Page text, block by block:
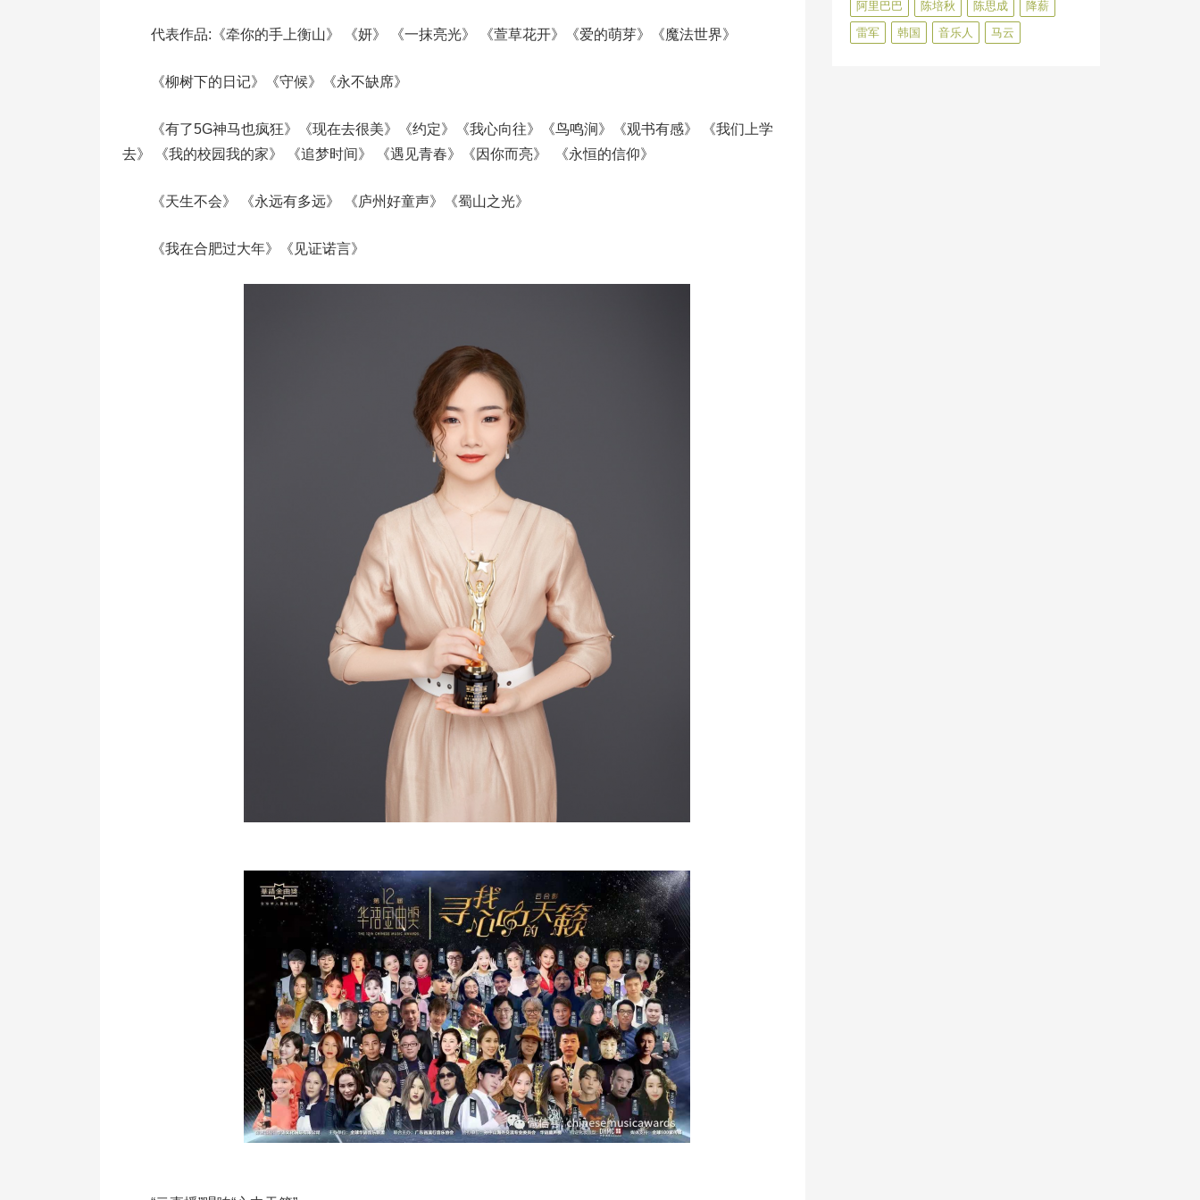
代表作品:《牵你的手上衡山》 《妍》 《一抹亮光》 《萱草花开》《爱的萌芽》《魔法世界》
《柳树下的日记》《守候》《永不缺席》
《有了5G神马也疯狂》《现在去很美》《约定》《我心向往》《鸟鸣涧》《观书有感》 《我们上学
去》 《我的校园我的家》 《追梦时间》 《遇见青春》《因你而亮》 《永恒的信仰》
《天生不会》 《永远有多远》 《庐州好童声》《蜀山之光》
《我在合肥过大年》《见证诺言》
阿里巴巴
陈培秋 陈思成
降薪
雷军
韩国 音乐人 马云